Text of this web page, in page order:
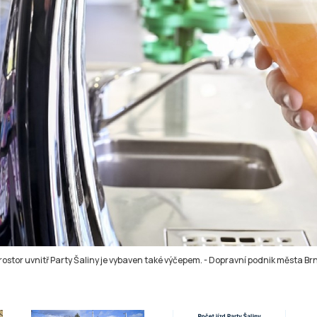
uvnitř Party Šaliny je vybaven také výčepem.-Dopravní podnik města